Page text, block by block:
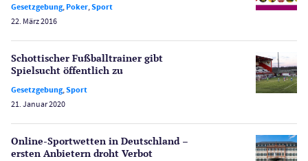
Spiele
Spielerschutz
Sport
Wetten
Casino Testberichte
Bonus Ohne Einzahlung
Slot Freispiele
Gesetzgebung,Poker,Sport
22. März 2016
Schottischer Fußballtrainer gibt
Spielsucht öffentlich zu
Gesetzgebung,Sport
21. Januar 2020
Online-Sportwetten in Deutschland –
ersten Anbietern droht Verbot